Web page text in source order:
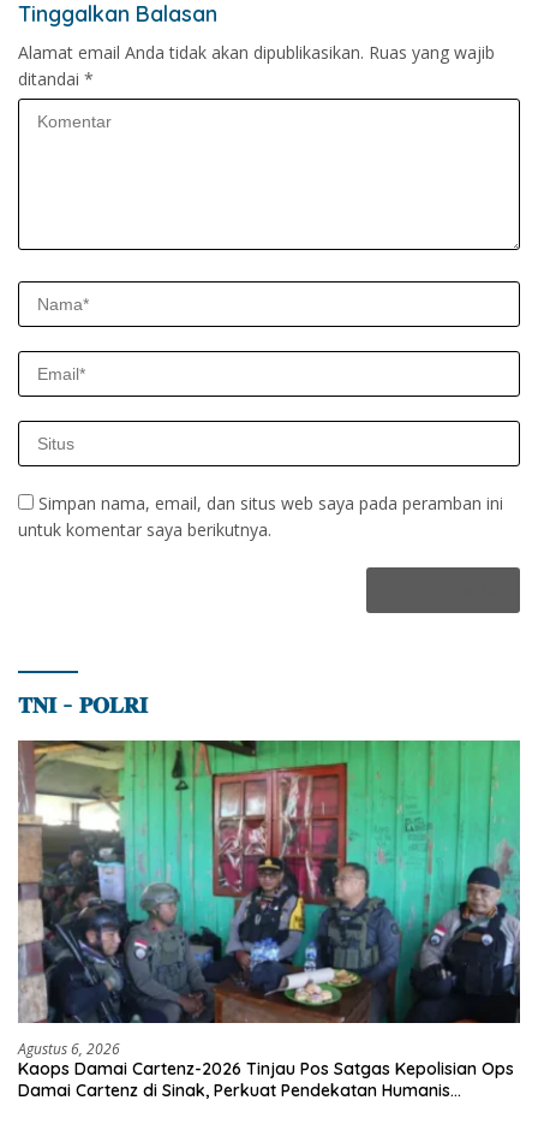
Tinggalkan Balasan
Alamat email Anda tidak akan dipublikasikan. Ruas yang wajib
ditandai *
Simpan nama, email, dan situs web saya pada peramban ini
untuk komentar saya berikutnya.
𝐓𝐍𝐈 – 𝐏𝐎𝐋𝐑𝐈
Agustus 6, 2026
Kaops Damai Cartenz-2026 Tinjau Pos Satgas Kepolisian Ops
Damai Cartenz di Sinak, Perkuat Pendekatan Humanis